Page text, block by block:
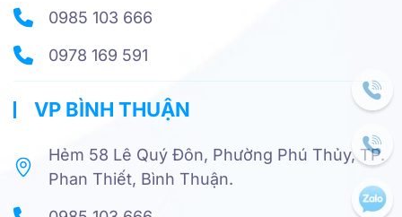
0985 103 666
0978 169 591
VP BÌNH THUẬN
Hẻm 58 Lê Quý Đôn, Phường Phú Thủy, TP.
Phan Thiết, Bình Thuận.